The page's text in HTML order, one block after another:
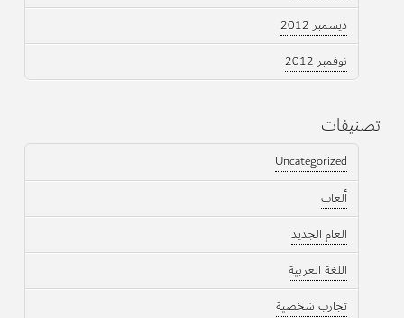
ديسمبر 2012
نوفمبر 2012
تصنيفات
Uncategorized
ألعاب
العام الجديد
اللغة العربية
تجارب شخصية